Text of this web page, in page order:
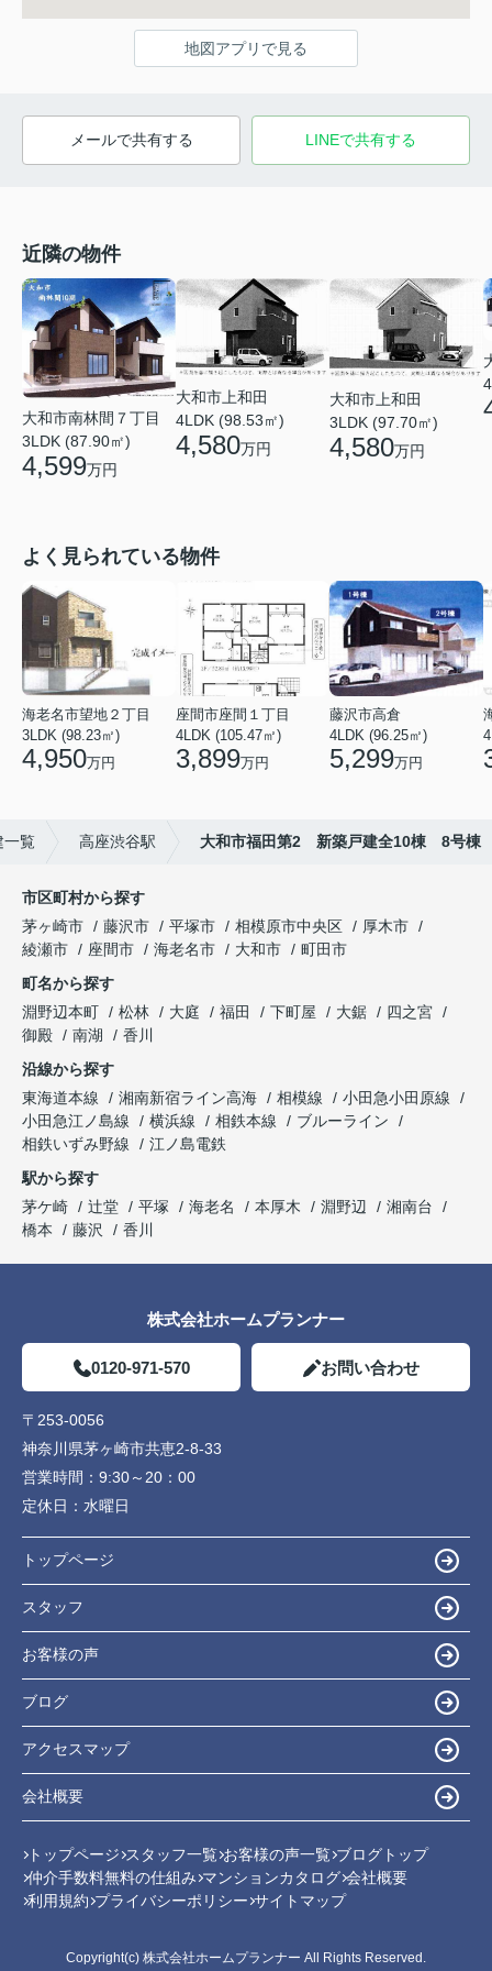
地図アプリで見る
メールで共有する LINEで共有する
近隣の物件
大和市南林間７丁目
3LDK (87.90㎡)
4,599万円
大和市上和田
4LDK (98.53㎡)
4,580万円
大和市上和田
3LDK (97.70㎡)
4,580万円
よく見られている物件
海老名市望地２丁目
3LDK (98.23㎡)
4,950万円
座間市座間１丁目
4LDK (105.47㎡)
3,899万円
藤沢市高倉
4LDK (96.25㎡)
5,299万円
一覧 高座渋谷駅 大和市福田第2 新築戸建全10棟 8号棟
市区町村から探す
茅ヶ崎市
藤沢市 平塚市 相模原市中央区
厚木市
綾瀬市
座間市 海老名市 大和市
町田市
町名から探す
淵野辺本町
松林 大庭 福田 下町屋 大鋸
四之宮
御殿
南湖
香川
沿線から探す
東海道本線
湘南新宿ライン高海 相模線
小田急小田原線
小田急江ノ島線
横浜線 相鉄本線
ブルーライン
相鉄いずみ野線
江ノ島電鉄
駅から探す
茅ケ崎
辻堂 平塚 海老名 本厚木 淵野辺
湘南台
橋本
藤沢 香川
株式会社ホームプランナー
0120-971-570 お問い合わせ
〒253-0056
神奈川県茅ヶ崎市共恵2-8-33
営業時間： 9:30～20：00
定休日： 水曜日
トップページ
スタッフ
お客様の声
ブログ
アクセスマップ
会社概要
トップページ スタッフ一覧 お客様の声一覧 ブログトップ
仲介手数料無料の仕組み マンションカタログ 会社概要
利用規約 プライバシーポリシー サイトマップ
Copyright(c) 株式会社ホームプランナー All Rights Reserved.